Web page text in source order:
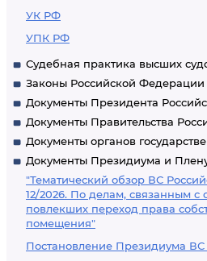
УК РФ
УПК РФ
Судебная практика высших
Законы Российской Федерации
Документы Президента
Документы Правительства
Документы органов
Документы Президиума и
"Тематический обзор ВС
12/2026. По делам, связанным с
повлекших переход права
помещения"
Постановление Президиума ВС